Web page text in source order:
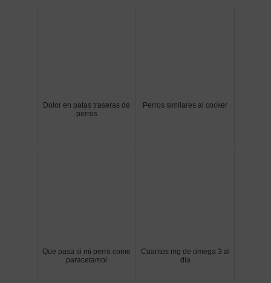
Dolor en patas traseras de
perros
Perros similares al cocker
Que pasa si mi perro come
paracetamol
Cuantos mg de omega 3 al
dia